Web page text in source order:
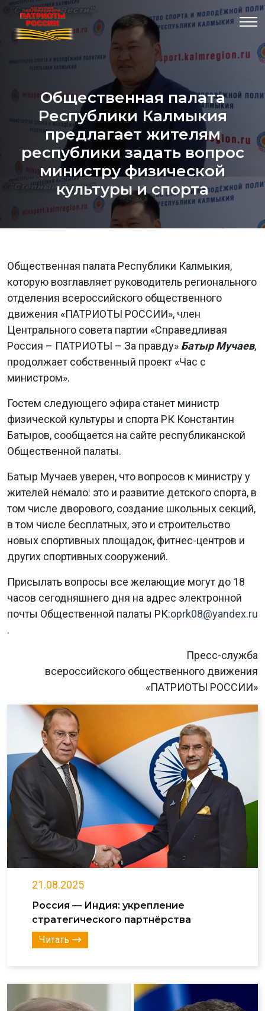
Общественная палата
Республики Калмыкия
предлагает жителям
республики задать вопрос
министру физической
культуры и спорта
Общественная палата Республики Калмыкия,
которую возглавляет руководитель регионального
отделения всероссийского общественного
движения «ПАТРИОТЫ РОССИИ», член
Центрального совета партии «Справедливая
Россия – ПАТРИОТЫ – За правду» Батыр Мучаев,
продолжает собственный проект «Час с
министром».
Гостем следующего эфира станет министр
физической культуры и спорта РК Константин
Батыров, сообщается на сайте республиканской
Общественной палаты.
Батыр Мучаев уверен, что вопросов к министру у
жителей немало: это и развитие детского спорта, в
том числе дворового, создание школьных секций,
в том числе бесплатных, это и строительство
новых спортивных площадок, фитнес-центров и
других спортивных сооружений.
Присылать вопросы все желающие могут до 18
часов сегодняшнего дня на адрес электронной
почты Общественной палаты РК:oprk08@yandex.ru
.
Пресс-служба
всероссийского общественного движения
«ПАТРИОТЫ РОССИИ»
21.08.2025
Россия — Индия: укрепление
стратегического партнёрства
Читать